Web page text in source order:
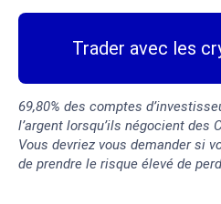
Trader avec les
69,80% des comptes
l’argent lorsqu’ils négocient des
Vous devriez vous demander si
de prendre le risque élevé de